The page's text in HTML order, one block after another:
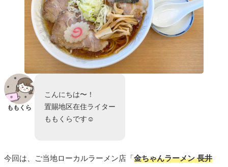
ももくら
こんにちは〜！
置賜地区在住ライター
ももくらです☺︎
今回は、ご当地ローカルラーメン店「 金ちゃんラーメン 長井